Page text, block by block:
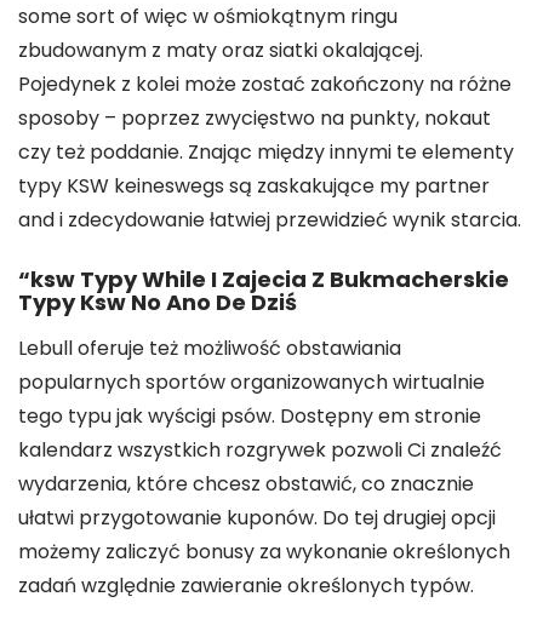
some sort of więc w ośmiokątnym ringu
zbudowanym z maty oraz siatki okalającej.
Pojedynek z kolei może zostać zakończony na różne
sposoby – poprzez zwycięstwo na punkty, nokaut
czy też poddanie. Znając między innymi te elementy
typy KSW keineswegs są zaskakujące my partner
and i zdecydowanie łatwiej przewidzieć wynik starcia.
“ksw Typy While I Zajecia Z Bukmacherskie
Typy Ksw No Ano De Dziś
Lebull oferuje też możliwość obstawiania
popularnych sportów organizowanych wirtualnie
tego typu jak wyścigi psów. Dostępny em stronie
kalendarz wszystkich rozgrywek pozwoli Ci znaleźć
wydarzenia, które chcesz obstawić, co znacznie
ułatwi przygotowanie kuponów. Do tej drugiej opcji
możemy zaliczyć bonusy za wykonanie określonych
zadań względnie zawieranie określonych typów.